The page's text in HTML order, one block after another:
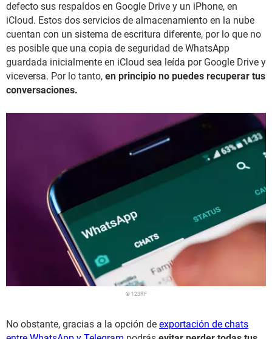
defecto sus respaldos en Google Drive y un iPhone, en
iCloud. Estos dos servicios de almacenamiento en la nube
cuentan con un sistema de escritura diferente, por lo que no
es posible que una copia de seguridad de WhatsApp
guardada inicialmente en iCloud sea leída por Google Drive y
viceversa. Por lo tanto, en principio no puedes recuperar tus
conversaciones.
© 123RF
No obstante, gracias a la opción de exportación de chats